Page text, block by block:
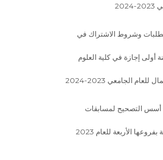
وشروط الاشتراك في
أولى إجازة في كلية العلوم
الجامعي 2023-2024
أسس التصحيح لمسابقات
الشهادة الثانوية العامة بفروعها الأربعة للعام 2023